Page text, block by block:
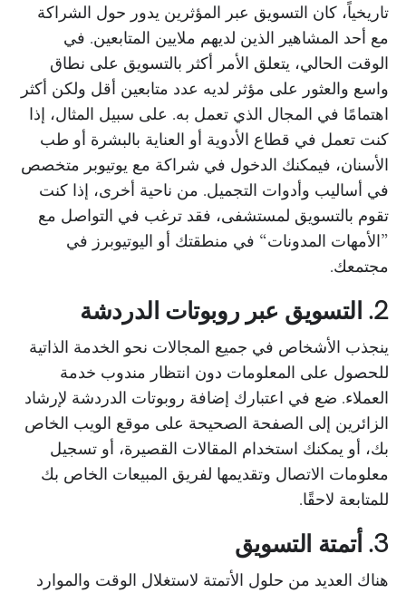
تاريخياً، كان التسويق عبر المؤثرين يدور حول الشراكة
مع أحد المشاهير الذين لديهم ملايين المتابعين. في
الوقت الحالي، يتعلق الأمر أكثر بالتسويق على نطاق
واسع والعثور على مؤثر لديه عدد متابعين أقل ولكن أكثر
اهتمامًا في المجال الذي تعمل به. على سبيل المثال، إذا
كنت تعمل في قطاع الأدوية أو العناية بالبشرة أو طب
الأسنان، فيمكنك الدخول في شراكة مع يوتيوبر متخصص
في أساليب وأدوات التجميل. من ناحية أخرى، إذا كنت
تقوم بالتسويق لمستشفى، فقد ترغب في التواصل مع
”الأمهات المدونات“ في منطقتك أو اليوتيوبرز في
مجتمعك.
2. التسويق عبر روبوتات الدردشة
ينجذب الأشخاص في جميع المجالات نحو الخدمة الذاتية
للحصول على المعلومات دون انتظار مندوب خدمة
العملاء. ضع في اعتبارك إضافة روبوتات الدردشة لإرشاد
الزائرين إلى الصفحة الصحيحة على موقع الويب الخاص
بك، أو يمكنك استخدام المقالات القصيرة، أو تسجيل
معلومات الاتصال وتقديمها لفريق المبيعات الخاص بك
للمتابعة لاحقًا.
3. أتمتة التسويق
هناك العديد من حلول الأتمتة لاستغلال الوقت والموارد